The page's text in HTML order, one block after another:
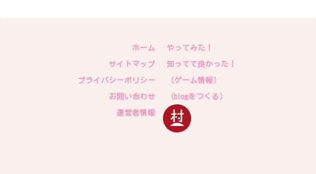
ホーム
サイトマップ
プライバシーポリシー
お問い合わせ
運営者情報
やってみた！
知ってて良かった！
（ゲーム情報）
（blogをつくる）